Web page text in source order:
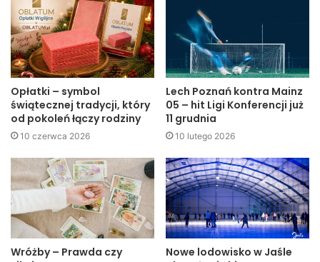
Opłatki – symbol
świątecznej tradycji, który
od pokoleń łączy rodziny
10 czerwca 2026
Lech Poznań kontra Mainz
05 – hit Ligi Konferencji już
11 grudnia
10 lutego 2026
Wróżby – Prawda czy
Nowe lodowisko w Jaśle